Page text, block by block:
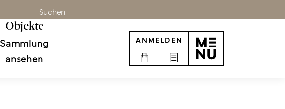
Suchen
Objekte
Sammlung
ansehen
ANMELDEN